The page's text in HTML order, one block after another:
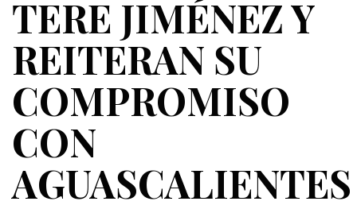
TERE JIMÉNEZ Y
REITERAN SU
COMPROMISO
CON
AGUASCALIENTES